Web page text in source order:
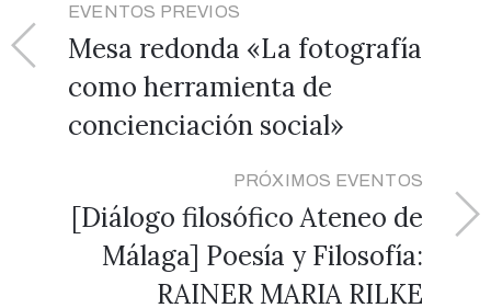
EVENTOS PREVIOS
Mesa redonda «La fotografía
como herramienta de
concienciación social»
PRÓXIMOS EVENTOS
[Diálogo filosófico Ateneo de
Málaga] Poesía y Filosofía:
RAINER MARIA RILKE